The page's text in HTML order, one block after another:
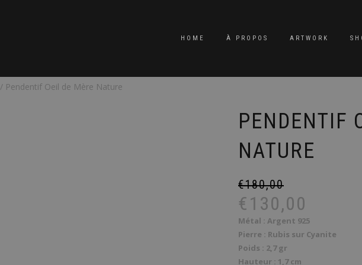
HOME À PROPOS ARTWORK
/ Pendentif Oeil de Mère Nature
PENDENTIF
NATURE
€180,00
€130,00
Métal : Argent 925
Pierre : Rubis sur Cyanite
Poids : 2,7 gr
Hauteur : 1,7 cm